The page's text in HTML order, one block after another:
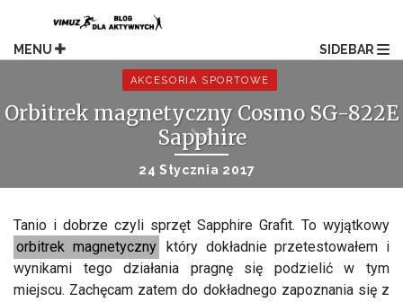
content
MENU SIDEBAR
AKCESORIA SPORTOWE
Orbitrek magnetyczny Cosmo SG-822E
Sapphire
24 Stycznia 2017
Tanio i dobrze czyli sprzęt Sapphire Grafit. To wyjątkowy
orbitrek magnetyczny
który dokładnie przetestowałem i
wynikami tego działania pragnę się podzielić w tym
miejscu. Zachęcam zatem do dokładnego zapoznania się z